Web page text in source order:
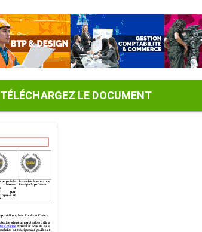
TÉLÉCHARGEZ LE DOCUMENT